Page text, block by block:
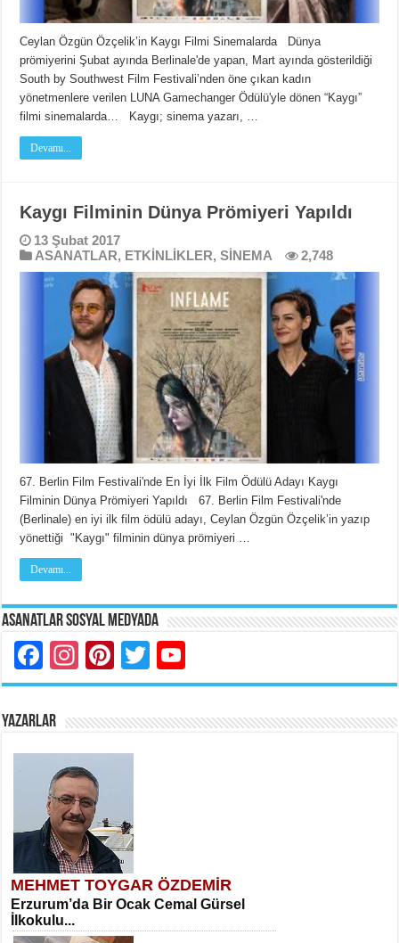
Ceylan Özgün Özçelik’in Kaygı Filmi Sinemalarda Dünya
prömiyerini Şubat ayında Berlinale'de yapan, Mart ayında gösterildiği
South by Southwest Film Festivali’nden öne çıkan kadın
yönetmenlere verilen LUNA Gamechanger Ödülü'yle dönen “Kaygı”
filmi sinemalarda… Kaygı; sinema yazarı, …
Devamı...
Kaygı Filminin Dünya Prömiyeri Yapıldı
13 Şubat 2017
ASANATLAR, ETKİNLİKLER,SİNEMA 2,748
67. Berlin Film Festivali'nde En İyi İlk Film Ödülü Adayı Kaygı
Filminin Dünya Prömiyeri Yapıldı 67. Berlin Film Festivali'nde
(Berlinale) en iyi ilk film ödülü adayı, Ceylan Özgün Özçelik’in yazıp
yönettiği "Kaygı" filminin dünya prömiyeri …
Devamı...
Asanatlar Sosyal Medyada
Facebook
Instagram
Pinterest
Twitter
YAZARLAR
MEHMET TOYGAR ÖZDEMİR
Erzurum’da Bir Ocak Cemal Gürsel
İlkokulu...